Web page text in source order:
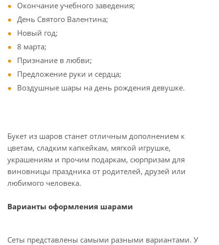
Окончание учебного заведения;
День Святого Валентина;
Новый год;
8 марта;
Признание в любви;
Предложение руки и сердца;
Воздушные шары на день рождения девушке.
Букет из шаров станет отличным дополнением к
цветам, сладким капкейкам, мягкой игрушке,
украшениям и прочим подаркам, сюрпризам для
виновницы праздника от родителей, друзей или
любимого человека.
Варианты оформления шарами
Сеты представлены самыми разными вариантами. У